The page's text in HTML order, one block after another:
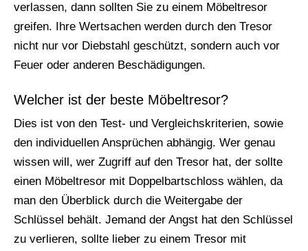
verlassen, dann sollten Sie zu einem Möbeltresor
greifen. Ihre Wertsachen werden durch den Tresor
nicht nur vor Diebstahl geschützt, sondern auch vor
Feuer oder anderen Beschädigungen.
Welcher ist der beste Möbeltresor?
Dies ist von den Test- und Vergleichskriterien, sowie
den individuellen Ansprüchen abhängig. Wer genau
wissen will, wer Zugriff auf den Tresor hat, der sollte
einen Möbeltresor mit Doppelbartschloss wählen, da
man den Überblick durch die Weitergabe der
Schlüssel behält. Jemand der Angst hat den Schlüssel
zu verlieren, sollte lieber zu einem Tresor mit